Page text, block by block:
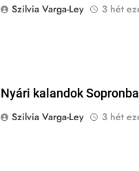
Szilvia Varga-Ley
3 hét
Nyári kalandok
Szilvia Varga-Ley
3 hét